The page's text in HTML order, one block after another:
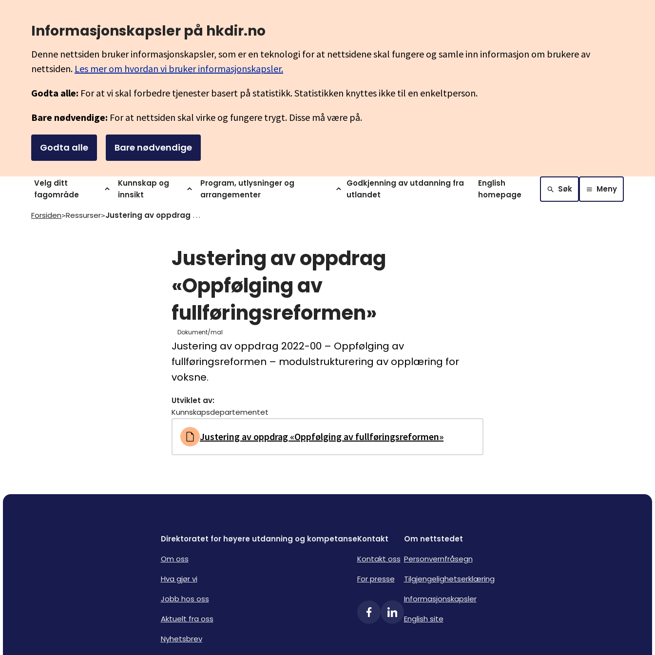
Informasjonskapsler på hkdir.no
Denne nettsiden bruker informasjonskapsler, som er en teknologi for at nettsidene skal fungere og samle inn informasjon om brukere av
nettsiden. Les mer om hvordan vi bruker informasjonskapsler.
Godta alle: For at vi skal forbedre tjenester basert på statistikk. Statistikken knyttes ikke til en enkeltperson.
Bare nødvendige: For at nettsiden skal virke og fungere trygt. Disse må være på.
Godta alle Bare nødvendige
Velg ditt
fagområde
Kunnskap og
innsikt
Program, utlysninger og
arrangementer
Godkjenning av utdanning fra
utlandet
English
homepage
Søk Meny
Forsiden>Ressurser> Justering av oppdrag 2022 001 oppfolging av fullforingsreformen modulstrukturering av opplaering for voksne
Justering av oppdrag
«Oppfølging av
fullføringsreformen»
Dokument/mal
Justering av oppdrag 2022-00 – Oppfølging av
fullføringsreformen – modulstrukturering av opplæring for
voksne.
Utviklet av:
Kunnskapsdepartementet
Justering av oppdrag «Oppfølging av fullføringsreformen»
Direktoratet for høyere utdanning og kompetanse
Om oss
Hva gjør vi
Jobb hos oss
Aktuelt fra oss
Nyhetsbrev
Kontakt
Kontakt oss
For presse
Om nettstedet
Personvernfråsegn
Tilgjengelighetserklæring
Informasjonskapsler
English site